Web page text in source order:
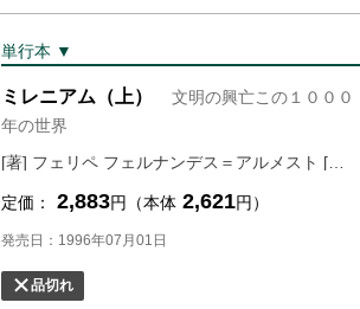
単行本 ▼
ミレニアム（上）
文明の興亡この１０００
年の世界
定価： 2,883円（本体 2,621円）
発売日：1996年07月01日
品切れ